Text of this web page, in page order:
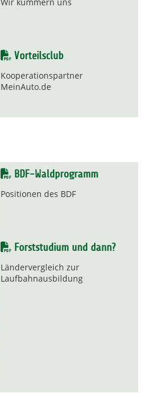
Wir kümmern uns
Vorteilsclub
Kooperationspartner
MeinAuto.de
BDF-Waldprogramm
Positionen des BDF
Forststudium und dann?
Ländervergleich zur
Laufbahnausbildung